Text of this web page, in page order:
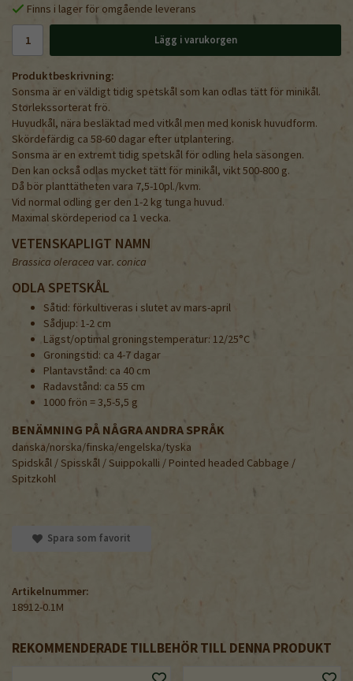
Finns i lager för omgående leverans
Lägg i varukorgen
Produktbeskrivning:
Sonsma är en väldigt tidig spetskål som kan odlas tätt för minikål.
Storlekssorterat frö.
Huvudkål, nära besläktad med vitkål men med konisk huvudform.
Skördefärdig ca 58-60 dagar efter utplantering.
Sonsma är en extremt tidig spetskål för odling hela säsongen.
Den kan också odlas mycket tätt för minikål, vikt 500-800 g.
Då bör planttätheten vara 7,5-10pl./kvm.
Vid normal odling ger den 1-2 kg tunga huvud.
Maximal skördeperiod ca 1 vecka.
VETENSKAPLIGT NAMN
Brassica oleracea var. conica
ODLA SPETSKÅL
Såtid: förkultiveras i slutet av mars-april
Sådjup: 1-2 cm
Lägst/optimal groningstemperatur: 12/25°C
Groningstid: ca 4-7 dagar
Plantavstånd: ca 40 cm
Radavstånd: ca 55 cm
1000 frön = 3,5-5,5 g
BENÄMNING PÅ NÅGRA ANDRA SPRÅK
danska/norska/finska/engelska/tyska
Spidskål / Spisskål / Suippokalli / Pointed headed Cabbage /
Spitzkohl
Spara som favorit
Artikelnummer:
18912-0.1M
REKOMMENDERADE TILLBEHÖR TILL DENNA PRODUKT